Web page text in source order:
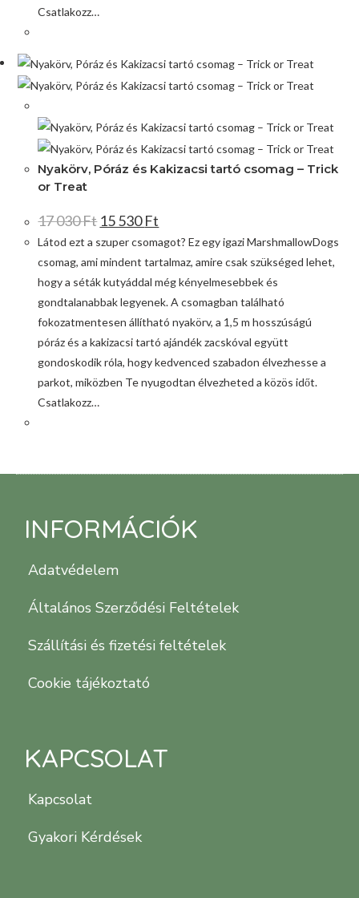
Csatlakozz…
Nyakörv, Póráz és Kakizacsi tartó csomag – Trick
or Treat
17 030Ft 15 530Ft
Látod ezt a szuper csomagot? Ez egy igazi MarshmallowDogs
csomag, ami mindent tartalmaz, amire csak szükséged lehet,
hogy a séták kutyáddal még kényelmesebbek és
gondtalanabbak legyenek. A csomagban található
fokozatmentesen állítható nyakörv, a 1,5 m hosszúságú
póráz és a kakizacsi tartó ajándék zacskóval együtt
gondoskodik róla, hogy kedvenced szabadon élvezhesse a
parkot, miközben Te nyugodtan élvezheted a közös időt.
Csatlakozz…
INFORMÁCIÓK
Adatvédelem
Általános Szerződési Feltételek
Szállítási és fizetési feltételek
Cookie tájékoztató
KAPCSOLAT
Kapcsolat
Gyakori Kérdések